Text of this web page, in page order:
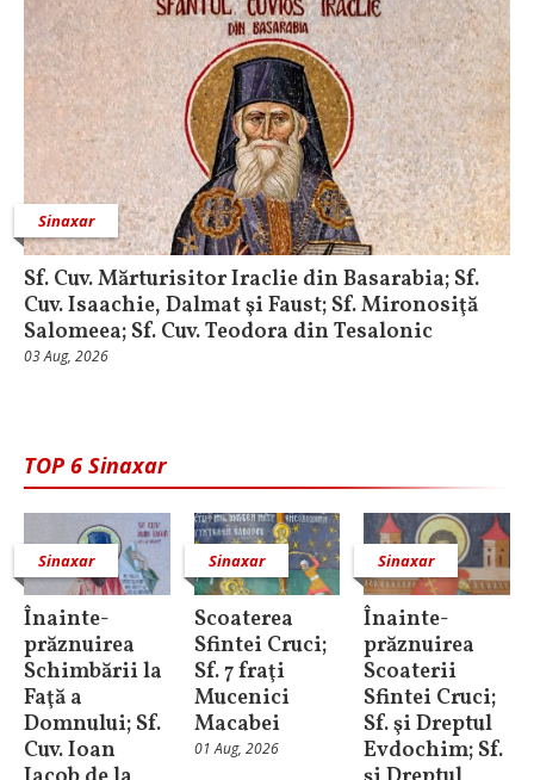
Sinaxar
Sf. Cuv. Mărturisitor Iraclie din Basarabia; Sf.
Cuv. Isaachie, Dalmat şi Faust; Sf. Mironosiţă
Salomeea; Sf. Cuv. Teodora din Tesalonic
03 Aug, 2026
TOP 6 Sinaxar
Sinaxar
Înainte-
prăznuirea
Schimbării la
Faţă a
Domnului; Sf.
Cuv. Ioan
Sinaxar
Scoaterea
Sfintei Cruci;
Sf. 7 fraţi
Mucenici
Macabei
01 Aug, 2026
Sinaxar
Înainte-
prăznuirea
Scoaterii
Sfintei Cruci;
Sf. şi Dreptul
Evdochim; Sf.